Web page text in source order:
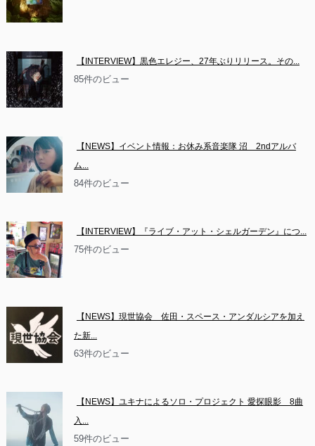
【INTERVIEW】黒色エレジー、27年ぶりリリース。その...
85件のビュー
【NEWS】イベント情報：お休み系音楽隊 沼　2ndアルバ
ム...
84件のビュー
【INTERVIEW】『ライブ・アット・シェルガーデン』につ...
75件のビュー
【NEWS】現世協会　佐田・スペース・アンダルシアを加え
た新...
63件のビュー
【NEWS】ユキナによるソロ・プロジェクト 愛探眼影　8曲
入...
59件のビュー